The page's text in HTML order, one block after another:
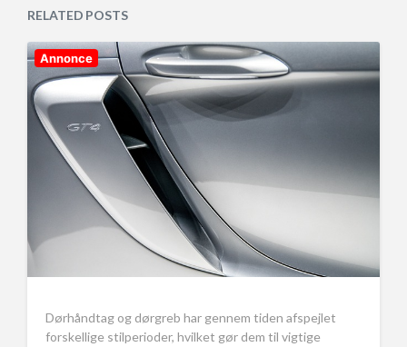
td
i
n
RELATED POSTS
Annonce
Dørhåndtag og dørgreb har gennem tiden afspejlet
forskellige stilperioder, hvilket gør dem til vigtige